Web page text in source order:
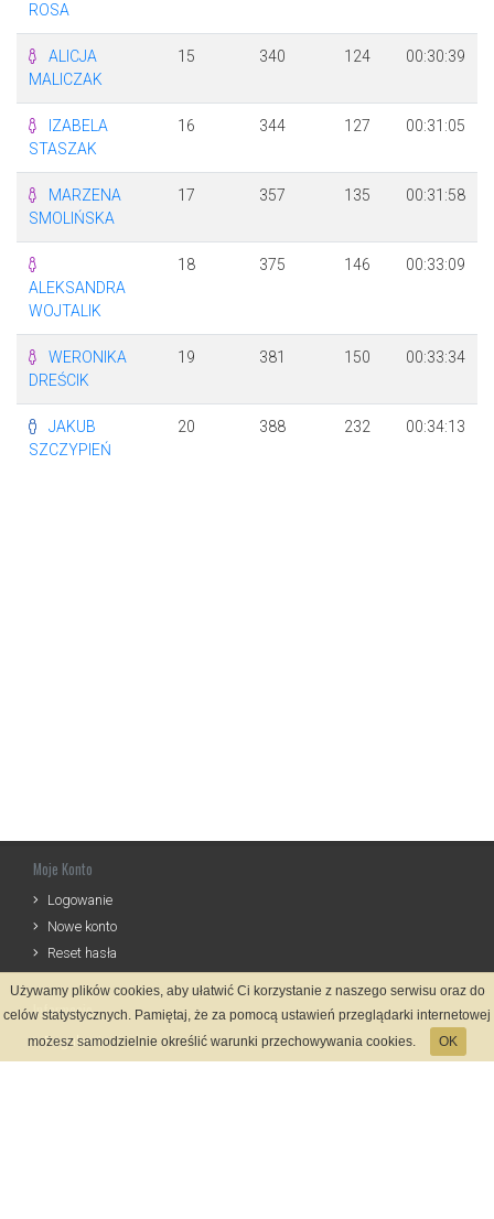
ROSA
ALICJA
MALICZAK
15 340 124 00:30:39
IZABELA
STASZAK
16 344 127 00:31:05
MARZENA
SMOLIŃSKA
17 357 135 00:31:58
ALEKSANDRA
WOJTALIK
18 375 146 00:33:09
WERONIKA
DREŚCIK
19 381 150 00:33:34
JAKUB
SZCZYPIEŃ
20 388 232 00:34:13
Moje Konto
Logowanie
Nowe konto
Reset hasła
Informacje
Regulamin
Używamy plików cookies, aby ułatwić Ci korzystanie z naszego serwisu oraz do
celów statystycznych. Pamiętaj, że za pomocą ustawień przeglądarki internetowej
możesz samodzielnie określić warunki przechowywania cookies.
OK